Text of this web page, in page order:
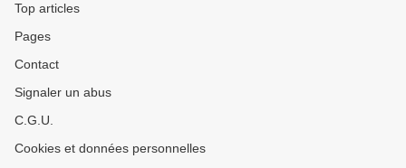
Top articles
Pages
Contact
Signaler un abus
C.G.U.
Cookies et données personnelles